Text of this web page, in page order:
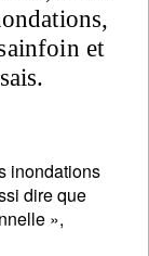
et
inondations
dire que
»,